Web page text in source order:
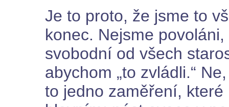
Je to proto, že jsme to
konec. Nejsme
svobodní od všech
abychom „to zvládli.“
to jedno zaměření,